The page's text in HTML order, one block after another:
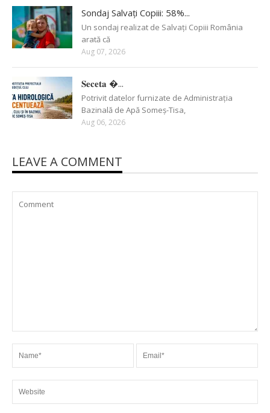
Sondaj Salvați Copiii: 58%...
Un sondaj realizat de Salvați Copiii România
arată că
Aug 07, 2026
𝐒𝐞𝐜𝐞𝐭𝐚 �...
Potrivit datelor furnizate de Administrația
Bazinală de Apă Someș-Tisa,
Aug 06, 2026
LEAVE A COMMENT